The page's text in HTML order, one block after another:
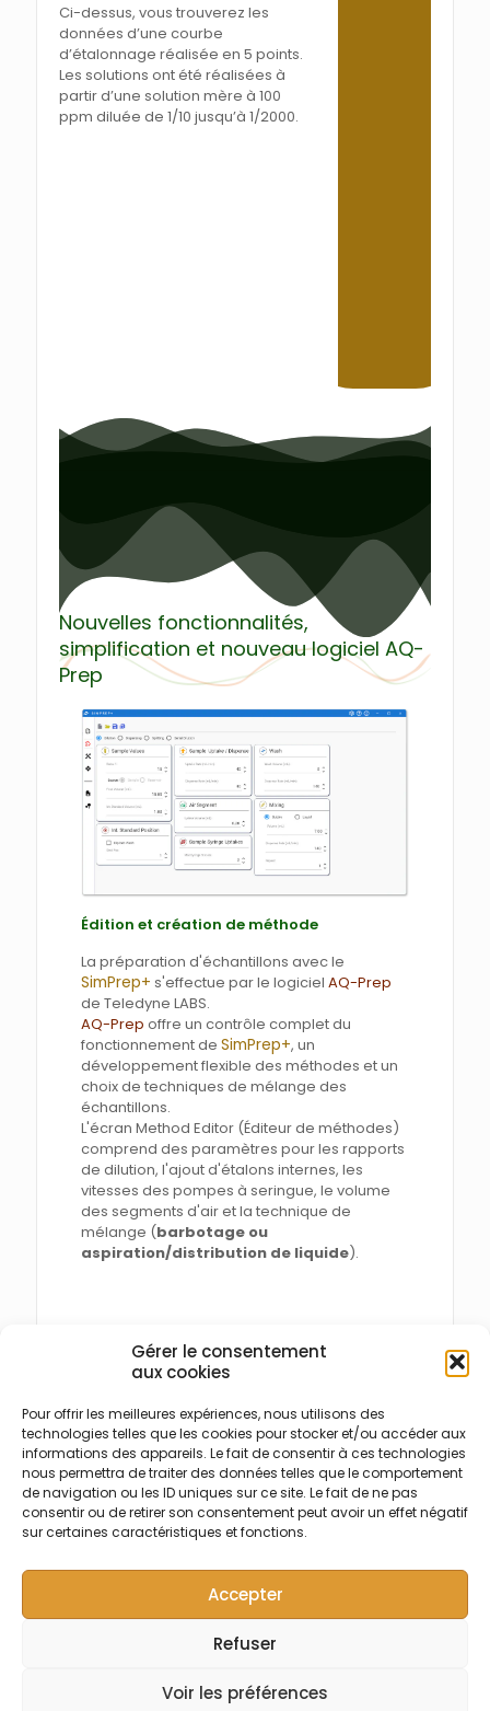
Gérer le consentement
aux cookies
Pour offrir les meilleures expériences, nous utilisons des
technologies telles que les cookies pour stocker et/ou accéder aux
informations des appareils. Le fait de consentir à ces technologies
nous permettra de traiter des données telles que le comportement
de navigation ou les ID uniques sur ce site. Le fait de ne pas
consentir ou de retirer son consentement peut avoir un effet négatif
sur certaines caractéristiques et fonctions.
Accepter
Refuser
Voir les préférences
Ci-dessus, vous trouverez les
données d’une courbe
d’étalonnage réalisée en 5 points.
Les solutions ont été réalisées à
partir d’une solution mère à 100
ppm diluée de 1/10 jusqu’à 1/2000.
Nouvelles fonctionnalités,
simplification et nouveau logiciel AQ-
Prep
Édition et création de méthode
La préparation d'échantillons avec le
SimPrep+ s'effectue par le logiciel AQ-Prep
de Teledyne LABS.
AQ-Prep offre un contrôle complet du
fonctionnement de SimPrep+, un
développement flexible des méthodes et un
choix de techniques de mélange des
échantillons.
L'écran Method Editor (Éditeur de méthodes)
comprend des paramètres pour les rapports
de dilution, l'ajout d'étalons internes, les
vitesses des pompes à seringue, le volume
des segments d'air et la technique de
mélange (barbotage ou
aspiration/distribution de liquide).
Sélection des portoirs et des échantillons
repensé et permet de configurer une